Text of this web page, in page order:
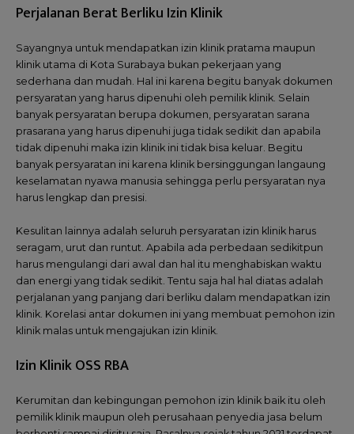
Perjalanan Berat Berliku Izin Klinik
Sayangnya untuk mendapatkan izin klinik pratama maupun
klinik utama di Kota Surabaya bukan pekerjaan yang
sederhana dan mudah. Hal ini karena begitu banyak dokumen
persyaratan yang harus dipenuhi oleh pemilik klinik. Selain
banyak persyaratan berupa dokumen, persyaratan sarana
prasarana yang harus dipenuhi juga tidak sedikit dan apabila
tidak dipenuhi maka izin klinik ini tidak bisa keluar. Begitu
banyak persyaratan ini karena klinik bersinggungan langaung
keselamatan nyawa manusia sehingga perlu persyaratan nya
harus lengkap dan presisi.
Kesulitan lainnya adalah seluruh persyaratan izin klinik harus
seragam, urut dan runtut. Apabila ada perbedaan sedikitpun
harus mengulangi dari awal dan hal itu menghabiskan waktu
dan energi yang tidak sedikit. Tentu saja hal hal diatas adalah
perjalanan yang panjang dari berliku dalam mendapatkan izin
klinik. Korelasi antar dokumen ini yang membuat pemohon izin
klinik malas untuk mengajukan izin klinik.
Izin Klinik OSS RBA
Kerumitan dan kebingungan pemohon izin klinik baik itu oleh
pemilik klinik maupun oleh perusahaan penyedia jasa belum